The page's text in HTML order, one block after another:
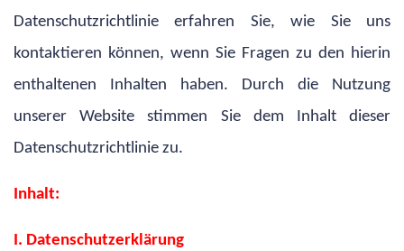
Datenschutzrichtlinie erfahren Sie, wie Sie uns
kontaktieren können, wenn Sie Fragen zu den hierin
enthaltenen Inhalten haben. Durch die Nutzung
unserer Website stimmen Sie dem Inhalt dieser
Datenschutzrichtlinie zu.
Inhalt:
I. Datenschutzerklärung